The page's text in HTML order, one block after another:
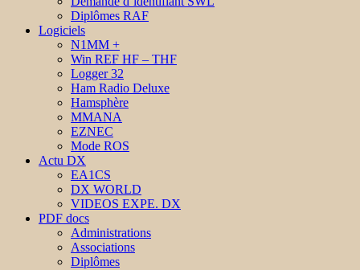
Diplômes RAF
Logiciels
N1MM +
Win REF HF – THF
Logger 32
Ham Radio Deluxe
Hamsphère
MMANA
EZNEC
Mode ROS
Actu DX
EA1CS
DX WORLD
VIDEOS EXPE. DX
PDF docs
Administrations
Associations
Diplômes